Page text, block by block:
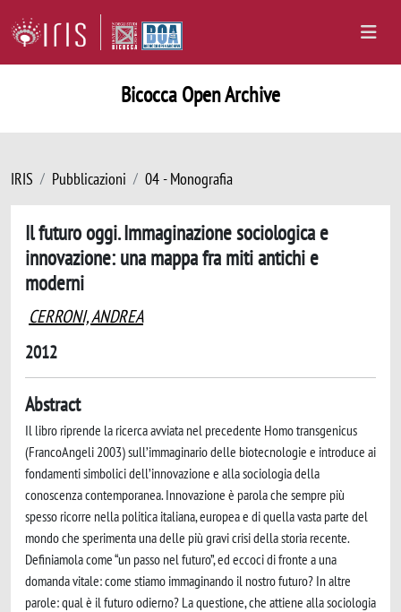
Bicocca Open Archive
IRIS Pubblicazioni 04 - Monografia
Il futuro oggi. Immaginazione sociologica e
innovazione: una mappa fra miti antichi e
moderni
CERRONI, ANDREA
2012
Abstract
Il libro riprende la ricerca avviata nel precedente Homo transgenicus
(FrancoAngeli 2003) sull’immaginario delle biotecnologie e introduce ai
fondamenti simbolici dell’innovazione e alla sociologia della
conoscenza contemporanea. Innovazione è parola che sempre più
spesso ricorre nella politica italiana, europea e di quella vasta parte del
mondo che sperimenta una delle più gravi crisi della storia recente.
Definiamola come “un passo nel futuro”, ed eccoci di fronte a una
domanda vitale: come stiamo immaginando il nostro futuro? In altre
parole: qual è il futuro odierno? La questione, che attiene alla sociologia